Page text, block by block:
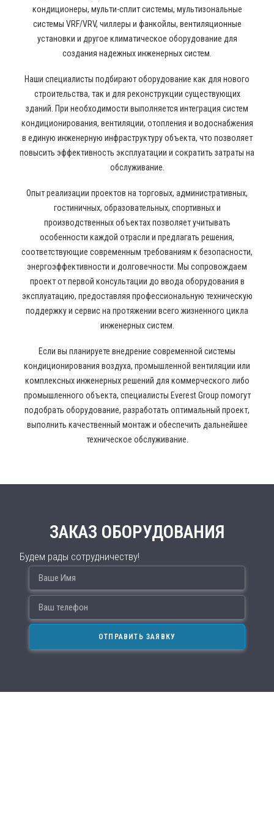
кондиционеры, мульти-сплит системы, мультизональные
системы VRF/VRV, чиллеры и фанкойлы, вентиляционные
установки и другое климатическое оборудование для
создания надежных инженерных систем.
Наши специалисты подбирают оборудование как для нового
строительства, так и для реконструкции существующих
зданий. При необходимости выполняется интеграция систем
кондиционирования, вентиляции, отопления и водоснабжения
в единую инженерную инфраструктуру объекта, что позволяет
повысить эффективность эксплуатации и сократить затраты на
обслуживание.
Опыт реализации проектов на торговых, административных,
гостиничных, образовательных, спортивных и
производственных объектах позволяет учитывать
особенности каждой отрасли и предлагать решения,
соответствующие современным требованиям к безопасности,
энергоэффективности и долговечности. Мы сопровождаем
проект от первой консультации до ввода оборудования в
эксплуатацию, предоставляя профессиональную техническую
поддержку и сервис на протяжении всего жизненного цикла
инженерных систем.
Если вы планируете внедрение современной системы
кондиционирования воздуха, промышленной вентиляции или
комплексных инженерных решений для коммерческого либо
промышленного объекта, специалисты Everest Group помогут
подобрать оборудование, разработать оптимальный проект,
выполнить качественный монтаж и обеспечить дальнейшее
техническое обслуживание.
ЗАКАЗ ОБОРУДОВАНИЯ
Будем рады сотрудничеству!